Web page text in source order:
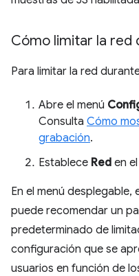
Cómo limitar la red
Para limitar la red
Abre el menú
Consulta Cómo
grabación.
Establece Red en
En el menú desplegable,
puede recomendar un
predeterminado de
configuración que se
usuarios en función de